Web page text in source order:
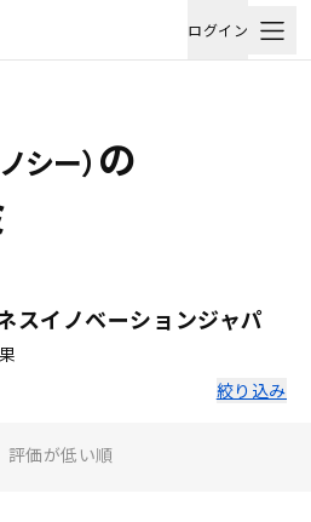
ログイン
シー） の
スイノベーションジャパ
絞り込み
評価が低い順